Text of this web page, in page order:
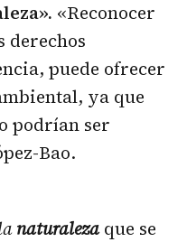
«Reconocer
derechos
puede ofrecer
ya que
podrían ser
Bao.
naturalezaque se